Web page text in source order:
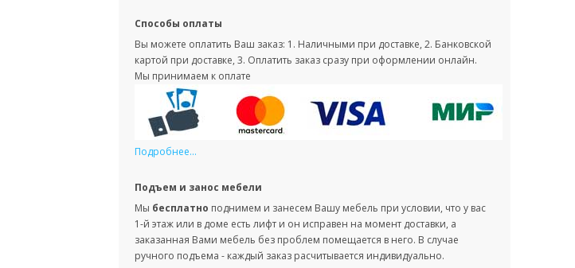
Способы оплаты
Вы можете оплатить Ваш заказ: 1. Наличными при доставке, 2. Банковской
картой при доставке, 3. Оплатить заказ сразу при оформлении онлайн.
Мы принимаем к оплате
Подробнее...
Подъем и занос мебели
Мы бесплатно поднимем и занесем Вашу мебель при условии, что у вас
1-й этаж или в доме есть лифт и он исправен на момент доставки, а
заказанная Вами мебель без проблем помещается в него. В случае
ручного подъема - каждый заказ расчитывается индивидуально.